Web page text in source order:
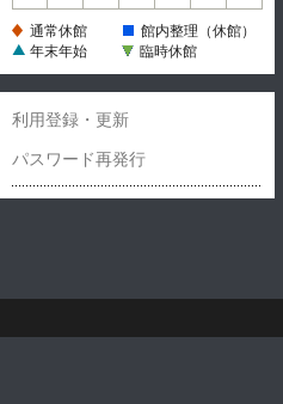
館
休
休
通常休館
館内整理（休館）
年末年始
臨時休館
利用登録・更新
パスワード再発行